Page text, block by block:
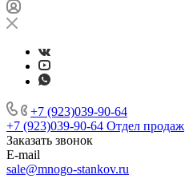
+7 (923)039-90-64
+7 (923)039-90-64 Отдел продаж
Заказать звонок
E-mail
sale@mnogo-stankov.ru